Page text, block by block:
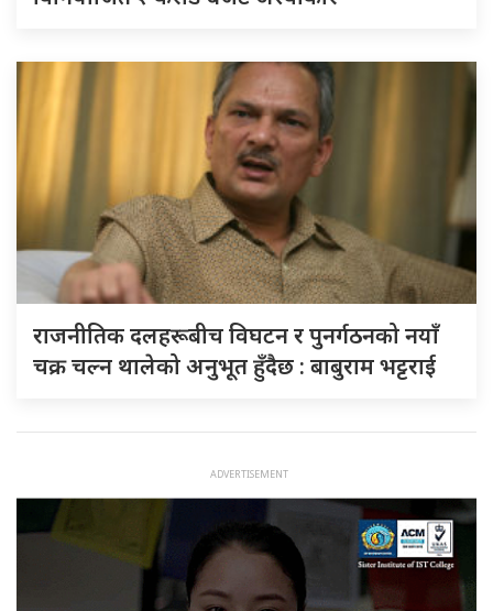
राजनीतिक दलहरूबीच विघटन र पुनर्गठनको नयाँ
चक्र चल्न थालेको अनुभूत हुँदैछ : बाबुराम भट्टराई